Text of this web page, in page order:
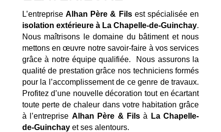
L’entreprise Alhan Père & Filsest spécialisée en
isolation extérieure à La Chapelle-de-Guinchay.
Nous maîtrisons le domaine du bâtiment et nous
mettons en œuvre notre savoir-faire à vos services
grâce à notre équipe qualifiée. Nous assurons la
qualité de prestation grâce nos techniciens formés
pour la l’accomplissement de ce genre de travaux.
Profitez d’une nouvelle décoration tout en écartant
toute perte de chaleur dans votre habitation grâce
à l’entreprise Alhan Père & Filsà
La Chapelle-
de-Guinchay et ses alentours.